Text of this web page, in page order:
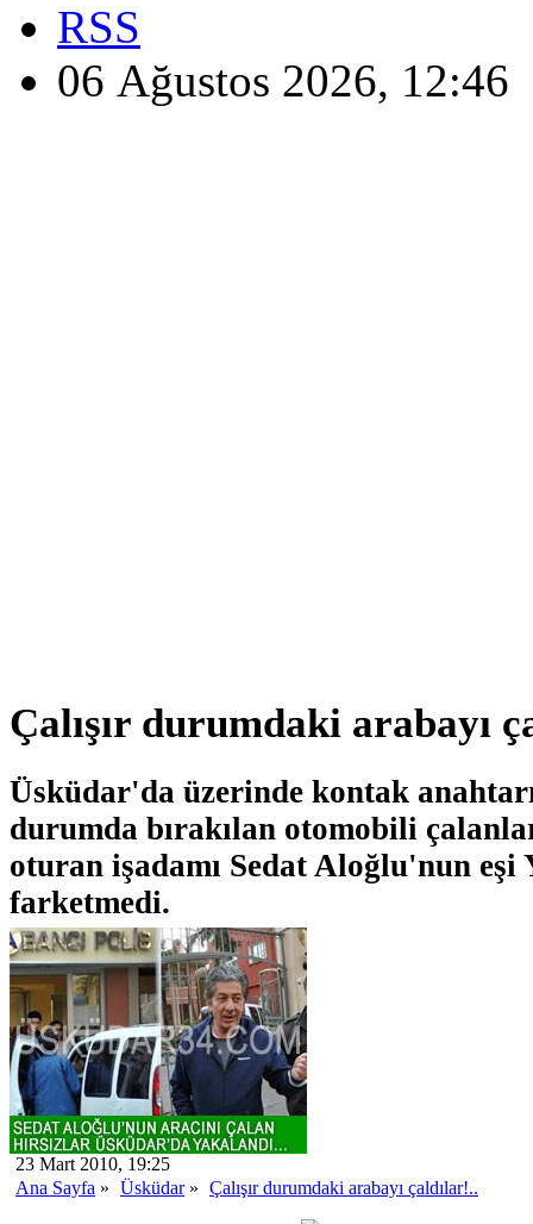
RSS
06 Ağustos 2026, 12:46
Çalışır durumdaki arabayı
Üsküdar'da üzerinde kontak
durumda bırakılan otomobili
oturan işadamı Sedat Aloğlu'nun eşi
farketmedi.
23 Mart 2010, 19:25
Ana Sayfa » Üsküdar» Çalışır durumdaki arabayı çaldılar!..